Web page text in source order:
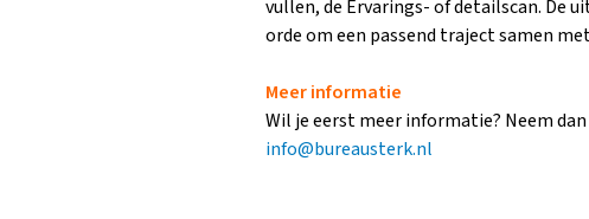
vullen, de Ervarings- of detailscan. De
orde om een passend traject samen
Meer informatie
Wil je eerst meer informatie? Neem
info@bureausterk.nl